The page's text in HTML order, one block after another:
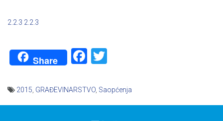
2.2.3 2.2.3
Share Facebook
2015 GRAĐEVINARSTVO Saopćenja